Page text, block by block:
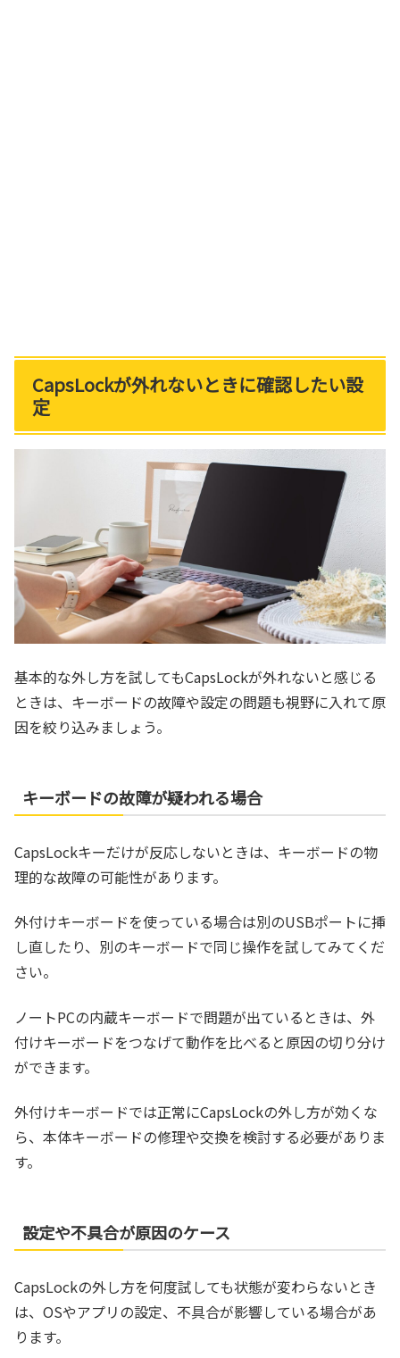
CapsLockが外れないときに確認したい設
定
基本的な外し方を試してもCapsLockが外れないと感じる
ときは、キーボードの故障や設定の問題も視野に入れて原
因を絞り込みましょう。
キーボードの故障が疑われる場合
CapsLockキーだけが反応しないときは、キーボードの物
理的な故障の可能性があります。
外付けキーボードを使っている場合は別のUSBポートに挿
し直したり、別のキーボードで同じ操作を試してみてくだ
さい。
ノートPCの内蔵キーボードで問題が出ているときは、外
付けキーボードをつなげて動作を比べると原因の切り分け
ができます。
外付けキーボードでは正常にCapsLockの外し方が効くな
ら、本体キーボードの修理や交換を検討する必要がありま
す。
設定や不具合が原因のケース
CapsLockの外し方を何度試しても状態が変わらないとき
は、OSやアプリの設定、不具合が影響している場合があ
ります。